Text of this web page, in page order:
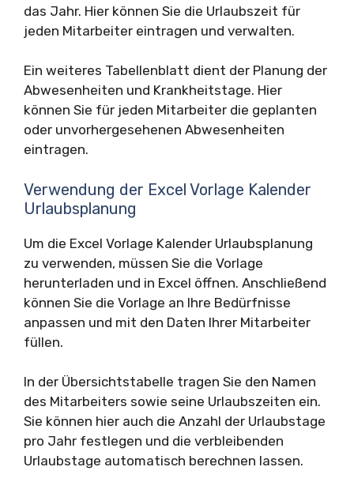
das Jahr. Hier können Sie die Urlaubszeit für
jeden Mitarbeiter eintragen und verwalten.
Ein weiteres Tabellenblatt dient der Planung der
Abwesenheiten und Krankheitstage. Hier
können Sie für jeden Mitarbeiter die geplanten
oder unvorhergesehenen Abwesenheiten
eintragen.
Verwendung der Excel Vorlage Kalender
Urlaubsplanung
Um die Excel Vorlage Kalender Urlaubsplanung
zu verwenden, müssen Sie die Vorlage
herunterladen und in Excel öffnen. Anschließend
können Sie die Vorlage an Ihre Bedürfnisse
anpassen und mit den Daten Ihrer Mitarbeiter
füllen.
In der Übersichtstabelle tragen Sie den Namen
des Mitarbeiters sowie seine Urlaubszeiten ein.
Sie können hier auch die Anzahl der Urlaubstage
pro Jahr festlegen und die verbleibenden
Urlaubstage automatisch berechnen lassen.